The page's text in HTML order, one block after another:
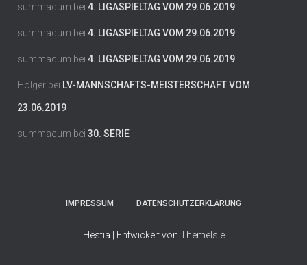
summacum bei 4. LIGASPIELTAG VOM 29.06.2019
summacum bei 4. LIGASPIELTAG VOM 29.06.2019
summacum bei 4. LIGASPIELTAG VOM 29.06.2019
Holger bei LV-MANNSCHAFTS-MEISTERSCHAFT VOM
23.06.2019
summacum bei 30. SERIE
IMPRESSUM DATENSCHUTZERKLÄRUNG
Hestia | Entwickelt von ThemeIsle